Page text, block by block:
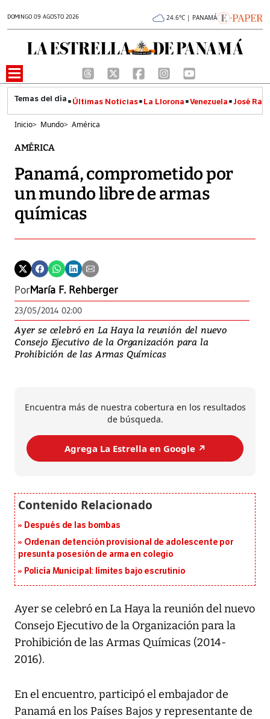
DOMINGO 09 AGOSTO 2026 24.6°C | PANAMÁ
Últimas Noticias La Llorona Venezuela José
Inicio> Mundo> América
AMÉRICA
Panamá, comprometido por
un mundo libre de armas
químicas
PorMaría F. Rehberger
23/05/2014 02:00
Ayer se celebró en La Haya la reunión del nuevo
Consejo Ejecutivo de la Organización para la
Prohibición de las Armas Químicas
Encuentra más de nuestra cobertura en los resultados
de búsqueda.
Agrega La Estrella en Google ↗️
Después de las bombas
Ordenan detención provisional de adolescente por
presunta posesión de arma en colegio
Policía Municipal: límites bajo escrutinio
Ayer se celebró en La Haya la reunión del nuevo
Consejo Ejecutivo de la Organización para la
Prohibición de las Armas Químicas (2014-
2016).
En el encuentro, participó el embajador de
Panamá en los Países Bajos y representante de